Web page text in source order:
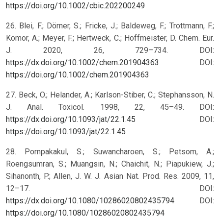
https://doi.org/10.1002/cbic.202200249
26. Blei, F.; Dörner, S.; Fricke, J.; Baldeweg, F.; Trottmann, F.;
Komor, A.; Meyer, F.; Hertweck, C.; Hoffmeister, D. Chem. Eur.
J. 2020, 26, 729–734. DOI:
https://dx.doi.org/10.1002/chem.201904363
DOI:
https://doi.org/10.1002/chem.201904363
27. Beck, O.; Helander, A.; Karlson-Stiber, C.; Stephansson, N.
J. Anal. Toxicol. 1998, 22, 45–49. DOI:
https://dx.doi.org/10.1093/jat/22.1.45
DOI:
https://doi.org/10.1093/jat/22.1.45
28. Pornpakakul, S.; Suwancharoen, S.; Petsom, A.;
Roengsumran, S.; Muangsin, N.; Chaichit, N.; Piapukiew, J.;
Sihanonth, P.; Allen, J. W. J. Asian Nat. Prod. Res. 2009, 11,
12–17. DOI:
https://dx.doi.org/10.1080/10286020802435794
DOI:
https://doi.org/10.1080/10286020802435794